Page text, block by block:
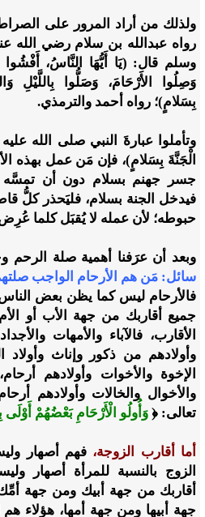
ولذلك من أراد المرور على
رواه عبدالله بن سلام رضي الله
وسلم قال: (يَا أَيُّهَا النَّاسُ، أَفْشُوا
وَصِلُوا الأَرْحَامَ، وَصَلُّوا بِاللَّيْلِ
بِسَلامٍ)؛ رواه أحمد والترمذي.
وتأملوا عبارةَ النبي صلى الله
الْجَنَّةَ بِسَلامٍ)، فإن مَن عمل بهذه
جسر جهنم بسلام دون أن تمسَّه
فيدخل الجنة بسلام، فليَحذر كلُّ
حبوطه؛ لأن عمله لا يُقبَل كلما
وبعد أن عرَفنا أهمية صلة الرحم
سائل: مَن هم الأرحام الواجب
فالأرحام ليس كما يظن بعض الناس
جميع أقاربك من جهة الأب أو
الأقارب، فالآباء والأمهات
وأولادهم من ذكور وإناث وأولاد
الإخوة والأخوات وأولادهم
والأخوال والخالات وأولادهم
تعالى: ﴿ وَأُولُو الْأَرْحَامِ بَعْضُهُمْ
أما أقارب الزوجة، فهم أصهار
الزوج بالنسبة للمرأة أصهار
أقاربك من جهة أبيك ومن جهة
جهة أبيها ومن جهة أمها، هؤلاء